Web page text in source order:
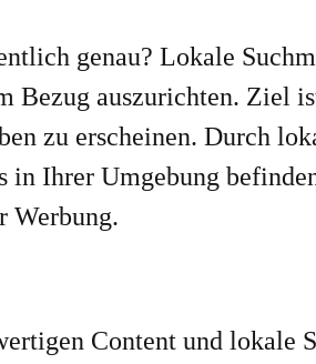
genau? Lokale
Bezug auszurichten. Ziel
zu erscheinen. Durch
Ihrer Umgebung
Werbung.
Content und lokale